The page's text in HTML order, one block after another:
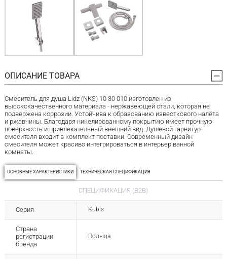
ОПИСАНИЕ ТОВАРА
Смеситель для душа Lidz (NKS) 10 30 010 изготовлен из
высококачественного материала - нержавеющей стали, которая не
подвержена коррозии. Устойчива к образованию известкового налёта
и ржавчины. Благодаря никелированному покрытию имеет прочную
поверхность и привлекательный внешний вид. Душевой гарнитур
смесителя входит в комплект поставки. Современный дизайн
смесителя может красиво интегрироваться в интерьер ванной
комнаты.
ОСНОВНЫЕ ХАРАКТЕРИСТИКИ ТЕХНИЧЕСКАЯ СПЕЦИФИКАЦИЯ
СПЕЦИФИКАЦИЯ (B2B)
Серия Kubis
Страна
регистрации
бренда
Польща